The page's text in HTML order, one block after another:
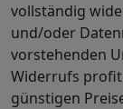
vollständig
und/oder
vorstehenden
Widerrufs
günstigen